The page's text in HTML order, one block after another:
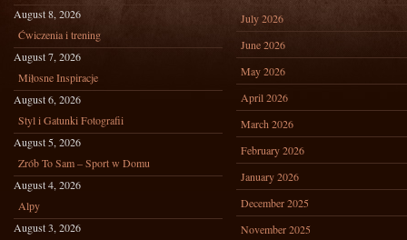
August 8, 2026
Ćwiczenia i trening
August 7, 2026
Miłosne Inspiracje
August 6, 2026
Styl i Gatunki Fotografii
August 5, 2026
Zrób To Sam – Sport w Domu
August 4, 2026
Alpy
August 3, 2026
July 2026
June 2026
May 2026
April 2026
March 2026
February 2026
January 2026
December 2025
November 2025